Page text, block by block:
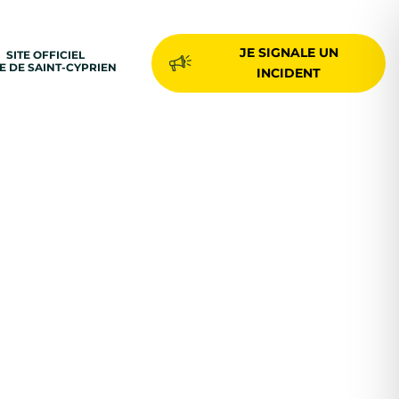
SITE OFFICIEL
DE SAINT-CYPRIEN
JE SIGNALE UN
INCIDENT